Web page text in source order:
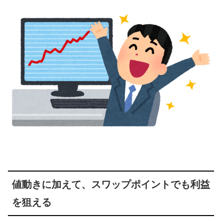
値動きに加えて、スワップポイントでも利益
を狙える